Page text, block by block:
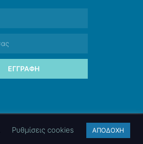
ΕΓΓΡΑΦΉ
Ρυθμίσεις cookies ΑΠΟΔΟΧΗ